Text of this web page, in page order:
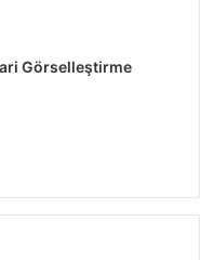
Görselleştirme